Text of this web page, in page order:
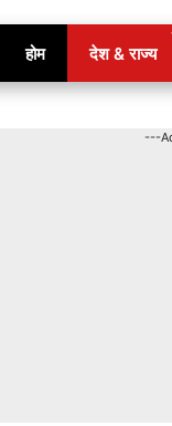
होम देश & राज्य
---